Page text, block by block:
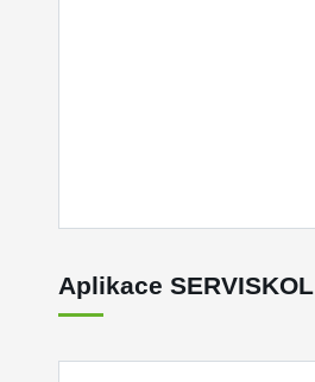
Aplikace SERVISKOL